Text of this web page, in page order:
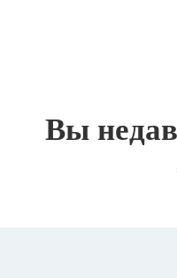
Вы